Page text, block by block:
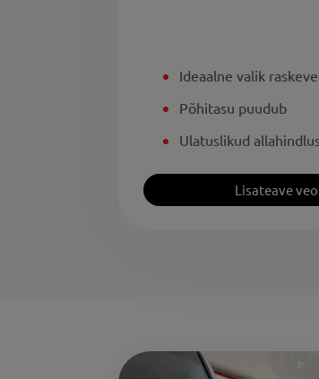
Ideaalne valik
Põhitasu puudub
Ulatuslikud
Lisateave